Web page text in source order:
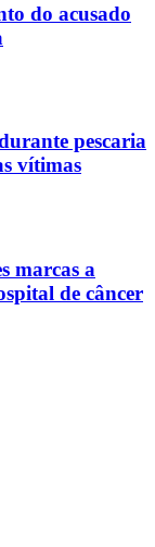
do acusado
pescaria
vítimas
marcas a
de câncer